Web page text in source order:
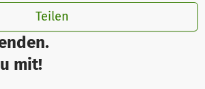
mit!
Teilen